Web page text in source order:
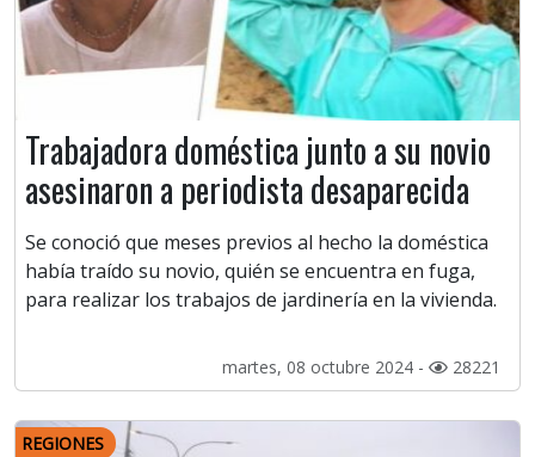
Trabajadora doméstica junto a su novio
asesinaron a periodista desaparecida
Se conoció que meses previos al hecho la doméstica
había traído su novio, quién se encuentra en fuga,
para realizar los trabajos de jardinería en la vivienda.
martes, 08 octubre 2024 - 28221
REGIONES